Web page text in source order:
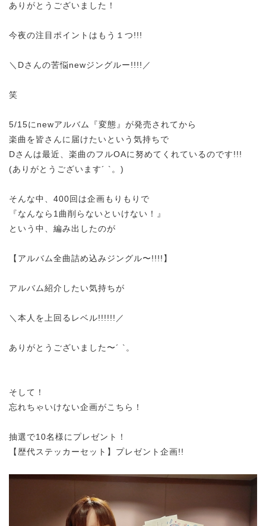
ありがとうございました！
今夜の注目ポイントはもう１つ!!!
＼Dさんの苦悩newジングルー!!!!／
笑
5/15にnewアルバム『変態』が発売されてから
楽曲を皆さんに届けたいという気持ちで
Dさんは最近、楽曲のフルOAに努めてくれているのです!!!
(ありがとうございます´ `。)
そんな中、400回は企画もりもりで
『なんなら1曲削らないといけない！』
という中、編み出したのが
【アルバム全曲詰め込みジングル〜!!!!】
アルバム紹介したい気持ちが
＼本人を上回るレベル!!!!!!／
ありがとうございました〜´ `。
そして！
忘れちゃいけない企画がこちら！
抽選で10名様にプレゼント！
【歴代ステッカーセット】プレゼント企画!!